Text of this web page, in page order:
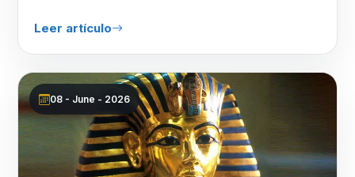
Leer artículo
08 - June - 2026